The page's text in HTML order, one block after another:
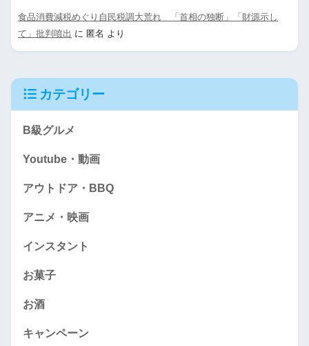
食品消費減税めぐり自民税調大荒れ 「首相の独断」「財源示し
て」批判噴出 に 匿名 より
カテゴリー
B級グルメ
Youtube・動画
アウトドア・BBQ
アニメ・映画
インスタント
お菓子
お酒
キャンペーン